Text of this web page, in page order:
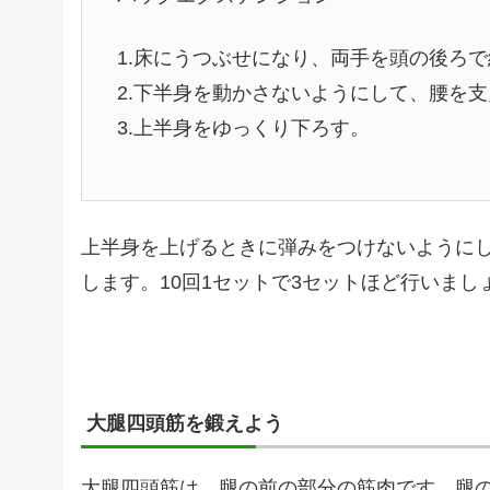
1.床にうつぶせになり、両手を頭の後ろ
2.下半身を動かさないようにして、腰を
3.上半身をゆっくり下ろす。
上半身を上げるときに弾みをつけないよう
します。10回1セットで3セットほど行いまし
大腿四頭筋を鍛えよう